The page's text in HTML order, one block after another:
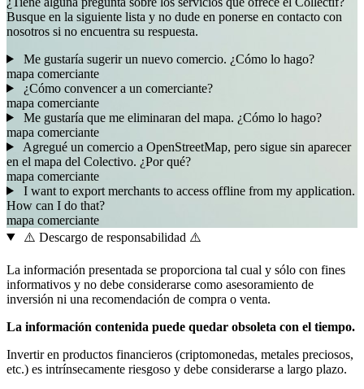
Busque en la siguiente lista y no dude en ponerse en contacto con
nosotros si no encuentra su respuesta.
Me gustaría sugerir un nuevo comercio. ¿Cómo lo hago?
mapa comerciante
¿Cómo convencer a un comerciante?
mapa comerciante
Me gustaría que me eliminaran del mapa. ¿Cómo lo hago?
mapa comerciante
Agregué un comercio a OpenStreetMap, pero sigue sin aparecer
en el mapa del Colectivo. ¿Por qué?
mapa comerciante
I want to export merchants to access offline from my application.
How can I do that?
mapa comerciante
⚠️ Descargo de responsabilidad ⚠️
La información presentada se proporciona tal cual y sólo con fines
informativos y no debe considerarse como asesoramiento de
inversión ni una recomendación de compra o venta.
La información contenida puede quedar obsoleta con el tiempo.
Invertir en productos financieros (criptomonedas, metales preciosos,
etc.) es intrínsecamente riesgoso y debe considerarse a largo plazo.